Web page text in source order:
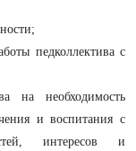
педколлектива с
на необходимость
и воспитания с
интересов и